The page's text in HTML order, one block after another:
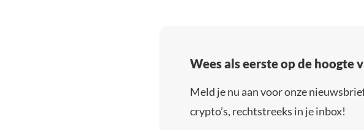
Wees als eerste op de hoogte
Meld je nu aan voor onze
crypto’s, rechtstreeks in je inbox!